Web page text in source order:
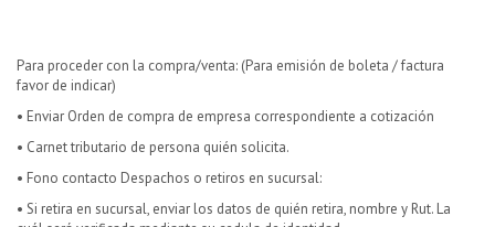
Para proceder con la compra/venta: (Para emisión de boleta / factura
favor de indicar)
• Enviar Orden de compra de empresa correspondiente a cotización
• Carnet tributario de persona quién solicita.
• Fono contacto Despachos o retiros en sucursal:
• Si retira en sucursal, enviar los datos de quién retira, nombre y Rut. La